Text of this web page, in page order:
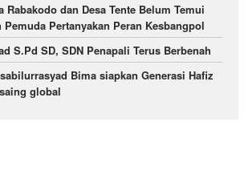
Rabakodo dan Desa Tente Belum Temui
Pertanyakan Peran Kesbangpol
S.Pd SD, SDN Penapali Terus Berbenah
Bima siapkan Generasi Hafiz
global